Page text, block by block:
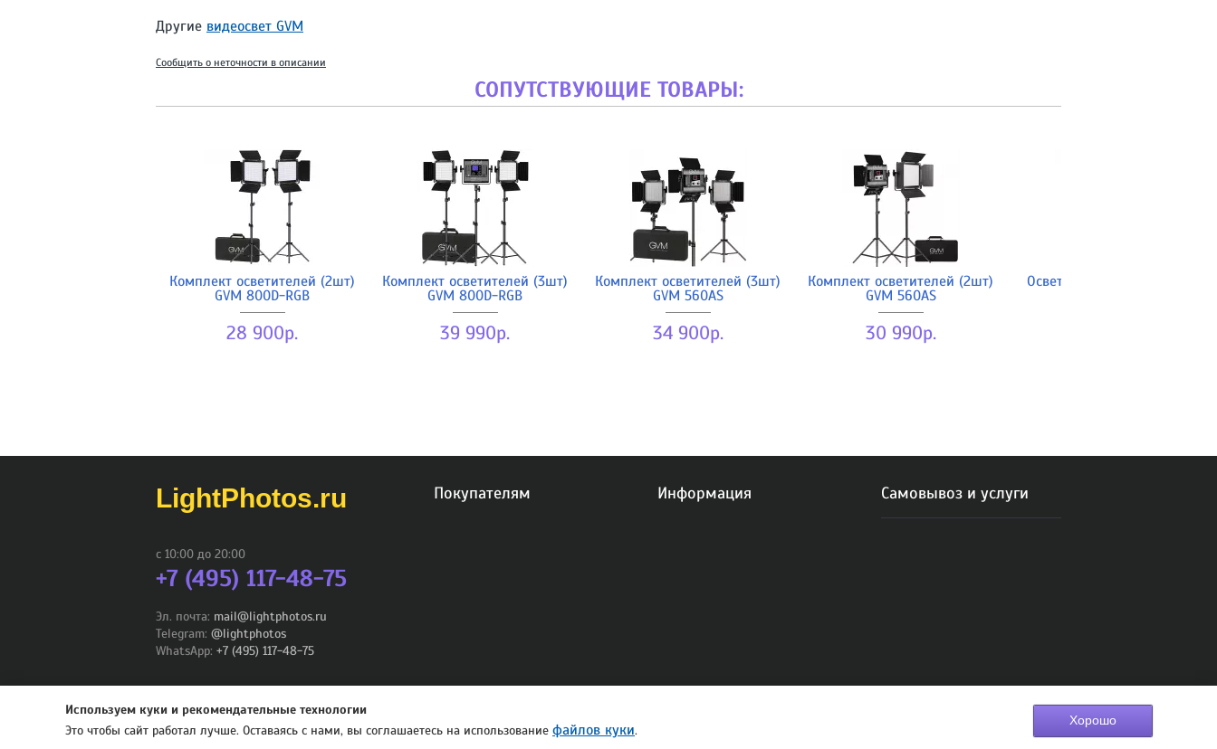
Другие видеосвет GVM
Сообщить о неточности в описании
СОПУТСТВУЮЩИЕ ТОВАРЫ:
Комплект осветителей (2шт)
GVM 800D-RGB
28 900р.
Комплект осветителей (3шт)
GVM 800D-RGB
39 990р.
Комплект осветителей (3шт)
GVM 560AS
34 900р.
Комплект осветителей (2шт)
GVM 560AS
30 990р.
Осветитель GVM 800D-RGB
LightPhotos.ru
с 10:00 до 20:00
+7 (495) 117-48-75
Эл. почта: mail@lightphotos.ru
Telegram: @lightphotos
WhatsApp: +7 (495) 117-48-75
Покупателям Информация Самовывоз и услуги
© 2012-2026 - LightPhotos.ru, оборудование для фотостудий
Используем куки и рекомендательные технологии
Это чтобы сайт работал лучше. Оставаясь с нами, вы соглашаетесь на использование файлов куки.
Хорошо